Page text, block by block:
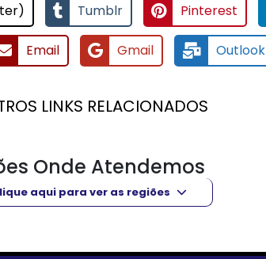
Tumblr Pinterest
Email Gmail Outlook
LINKS RELACIONADOS
Onde Atendemos
aqui para ver as regiões